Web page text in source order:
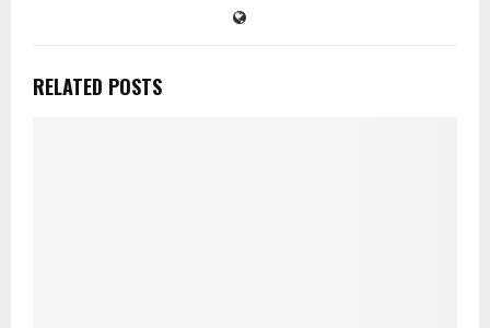
RELATED POSTS